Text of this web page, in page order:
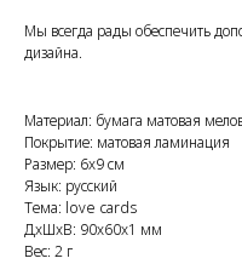
Мы всегда рады обеспечить
дизайна.
Материал: бумага матовая
Покрытие: матовая ламинация
Размер: 6x9 см
Язык: русский
Тема: love cards
ДxШxВ: 90x60x1 мм
Вес: 2 г